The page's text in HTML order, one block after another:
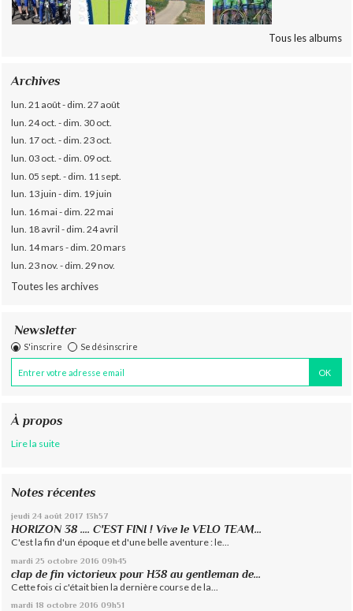
Tous les albums
Archives
lun. 21 août - dim. 27 août
lun. 24 oct. - dim. 30 oct.
lun. 17 oct. - dim. 23 oct.
lun. 03 oct. - dim. 09 oct.
lun. 05 sept. - dim. 11 sept.
lun. 13 juin - dim. 19 juin
lun. 16 mai - dim. 22 mai
lun. 18 avril - dim. 24 avril
lun. 14 mars - dim. 20 mars
lun. 23 nov. - dim. 29 nov.
Toutes les archives
Newsletter
S'inscrire Se désinscrire
À propos
Lire la suite
Notes récentes
jeudi 24 août 2017 13h57
HORIZON 38 .... C'EST FINI ! Vive le VELO TEAM...
C'est la fin d'un époque et d'une belle aventure : le...
mardi 25 octobre 2016 09h45
clap de fin victorieux pour H38 au gentleman de...
Cette fois ci c'était bien la dernière course de la...
mardi 18 octobre 2016 09h51